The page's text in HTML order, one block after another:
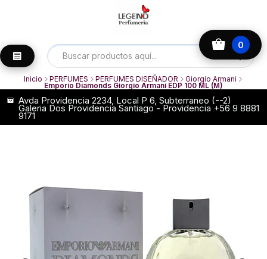
0
Avda Providencia 2234, Local P 6, Subterraneo (--2)
Galeria Dos Providencia Santiago - Providencia +56 9 8881
9171
Inicio PERFUMES PERFUMES DISEÑADOR Giorgio Armani
Emporio Diamonds Giorgio Armani EDP 100 ML (M)